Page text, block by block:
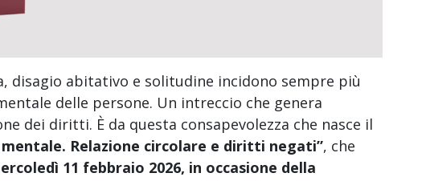
disagio abitativo e solitudine incidono sempre più
delle persone. Un intreccio che genera
dei diritti. È da questa consapevolezza che nasce il
Relazione circolare e diritti negati”, che
11 febbraio 2026, in occasione della